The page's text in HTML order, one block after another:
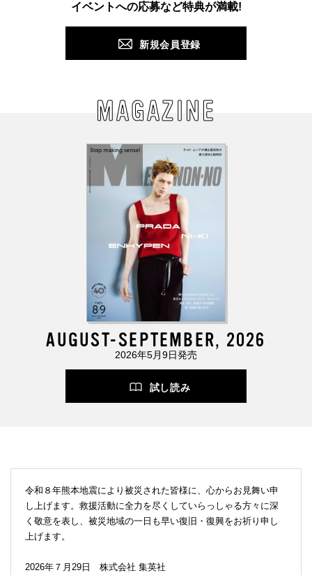
イベントへの応募など特典が満載!
新規会員登録
MAGAZINE
AUGUST-SEPTEMBER, 2026
2026年5月9日発売
試し読み
令和８年熊本地震により被災された皆様に、心からお見舞い申
し上げます。救援活動に全力を尽くしていらっしゃる方々に深
く敬意を表し、被災地域の一日も早い復旧・復興をお祈り申し
上げます。
2026年７月29日 株式会社 集英社